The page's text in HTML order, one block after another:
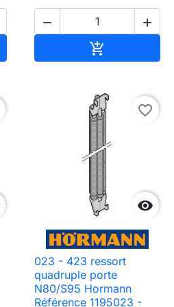
 


favorite_border
023 - 423 ressort
quadruple porte
N80/S95 Hormann
Référence 1195023 -